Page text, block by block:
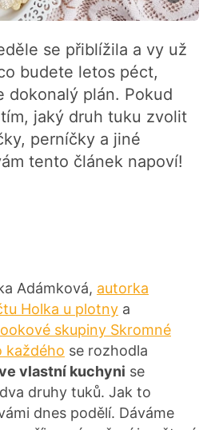
se přiblížila a vy už
budete letos péct,
dokonalý plán. Pokud
jaký druh tuku zvolit
perníčky a jiné
tento článek napoví!
Adámková, autorka
Holka u plotny a
skupiny Skromné
každého se rozhodla
vlastní kuchyni se
druhy tuků. Jak to
dnes podělí. Dáváme